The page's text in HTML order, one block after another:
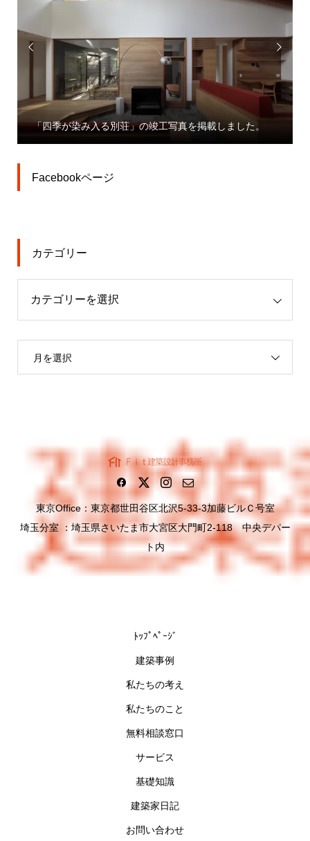

「四季が染み入る別荘」の竣工写真を掲載しました。

Facebookページ
カテゴリー
月を選択
東京Office：東京都世田谷区北沢5-33-3加藤ビルＣ号室
埼玉分室 ：埼玉県さいたま市大宮区大門町2-118 中央デパー
ト内
ﾄｯﾌﾟﾍﾟｰｼﾞ
建築事例
私たちの考え
私たちのこと
無料相談窓口
サービス
基礎知識
建築家日記
お問い合わせ